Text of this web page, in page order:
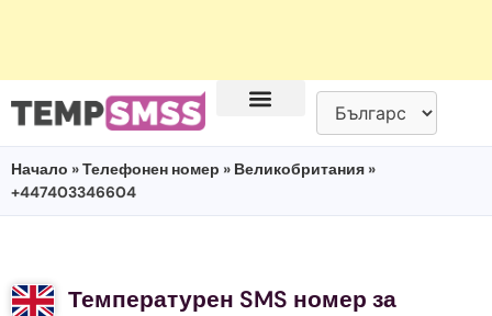
Начало »Телефонен номер » Великобритания »
+447403346604
Температурен SMS номер за